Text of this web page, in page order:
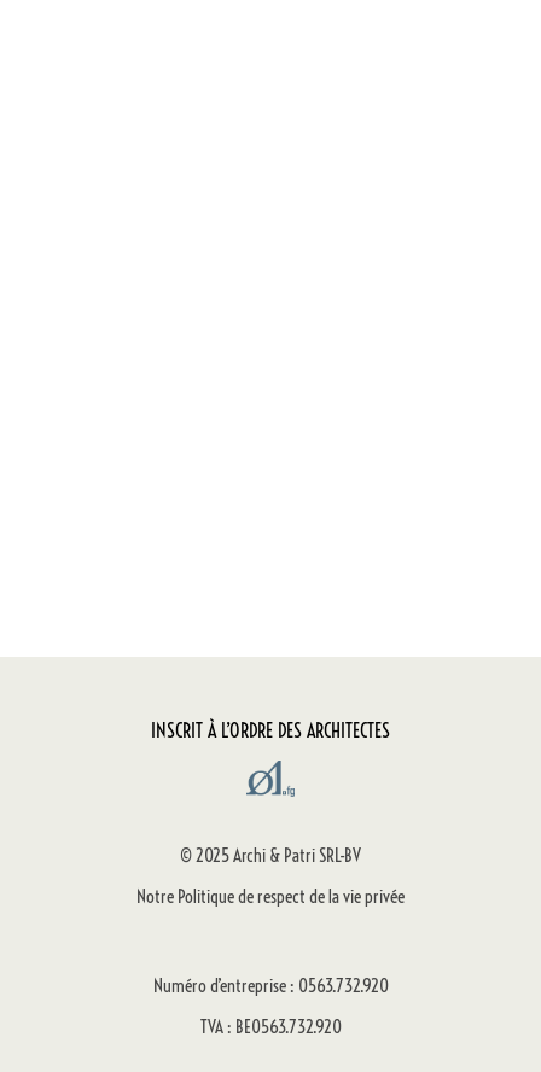
INSCRIT À L’ORDRE DES ARCHITECTES
© 2025 Archi & Patri SRL-BV
Notre Politique de respect de la vie privée
Numéro d’entreprise : 0563.732.920
TVA : BE0563.732.920